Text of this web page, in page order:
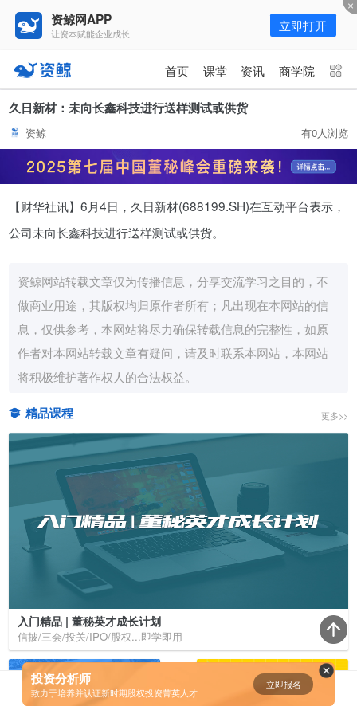
资鲸网APP
让资本赋能企业成长 立即打开
首页 课堂 资讯 商学院
资讯 课堂 直播 商学院
报告 行业峰会
为你推荐
资鲸精选 | 127页PPT，读懂复
星、平安、腾讯、比亚迪、碧桂园
年入百万，也不一定能看懂“商业
资鲸精选 | 迈瑞医疗上市：是王者
归来，还是“毒角兽”降临？
09-29
短视频用户规模超2.4亿 商业模式
仍处于探索当中
07-24
腾讯与马化腾：腾讯五虎是如何分
08-01
资鲸精选 | Airbnb天使轮融资BP只
有这14页，但足以打动投资人
11-21
久日新材：未向长鑫科技进行送样测试或供货
资鲸 有0人浏览
【财华社讯】6月4日，久日新材(688199.SH)在互动平台表示，
公司未向长鑫科技进行送样测试或供货。
资鲸网站转载文章仅为传播信息，分享交流学习之目的，不
做商业用途，其版权均归原作者所有；凡出现在本网站的信
息，仅供参考，本网站将尽力确保转载信息的完整性，如原
作者对本网站转载文章有疑问，请及时联系本网站，本网站
将积极维护著作权人的合法权益。
精品课程 更多>>
入门精品 | 董秘英才成长计划
信披/三会/投关/IPO/股权...即学即用
投资分析师
致力于培养并认证新时期股权投资菁英人才
立即报名